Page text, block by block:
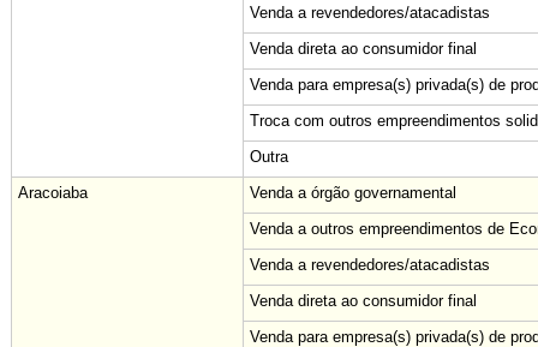
Venda a revendedores/atacadistas
Venda direta ao consumidor final
Venda para empresa(s) privada(s) de
Troca com outros empreendimentos
Outra
Aracoiaba
Venda a órgão governamental
Venda a outros empreendimentos de
Venda a revendedores/atacadistas
Venda direta ao consumidor final
Venda para empresa(s) privada(s) de